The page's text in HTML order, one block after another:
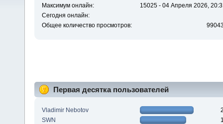
Максимум онлайн:
15025 - 04 Апреля 2026,
Сегодня онлайн:
Общее количество просмотров:
Первая десятка пользователей
Vladimir Nebotov
SWN